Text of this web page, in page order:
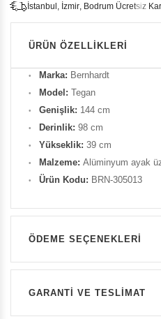
İstanbu , İzmir, Bodrum Ücretsiz Ka
ÜRÜN ÖZELLIKLERI
Marka: Bernhardt
Model: Tegan
Genişlik: 144 cm
Derinlik: 98 cm
Yükseklik: 39 cm
Malzeme: Alüminyum ayak
Ürün Kodu: BRN-305013
ÖDEME SEÇENEKLERI
388.550 TL
GARANTİ VE TESLİMAT